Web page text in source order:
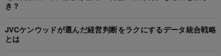
き？
JVCケンウッドが選んだ経営判断をラクにするデータ統合戦略
とは